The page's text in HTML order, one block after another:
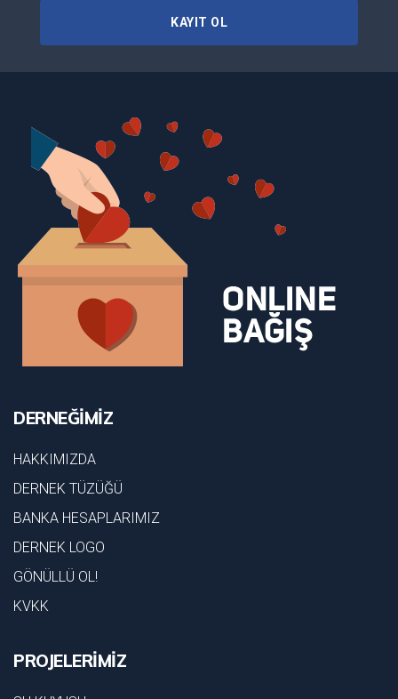
KAYIT OL
DERNEĞİMİZ
HAKKIMIZDA
DERNEK TÜZÜĞÜ
BANKA HESAPLARIMIZ
DERNEK LOGO
GÖNÜLLÜ OL!
KVKK
PROJELERİMİZ